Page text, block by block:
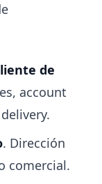
de
account
. Dirección
comercial.